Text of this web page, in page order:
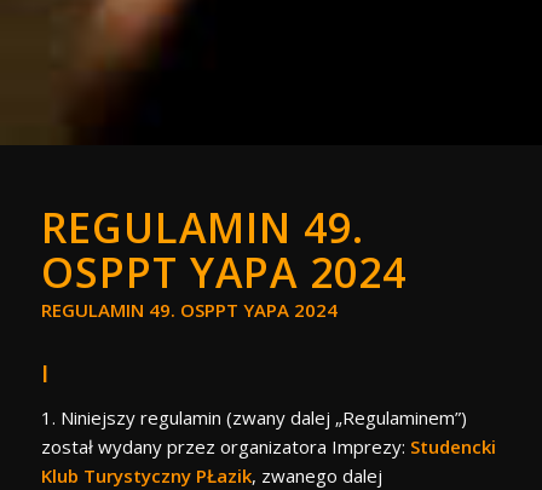
REGULAMIN 49.
OSPPT YAPA 2024
REGULAMIN 49. OSPPT YAPA 2024
I
1. Niniejszy regulamin (zwany dalej „Regulaminem”)
został wydany przez organizatora Imprezy: Studencki
Klub Turystyczny PŁazik, zwanego dalej